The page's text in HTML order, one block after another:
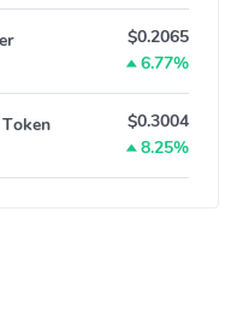
$0.2065
6.77%
$0.3004
8.25%